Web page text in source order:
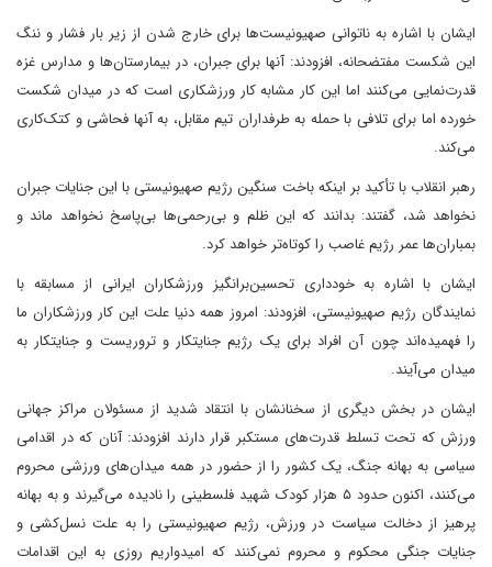
ایشان با اشاره به ناتوانی صهیونیست‌ها برای خارج شدن از زیر بار فشار و ننگ
این شکست مفتضحانه، افزودند: آنها برای جبران، در بیمارستان‌ها و مدارس غزه
قدرت‌نمایی می‌کنند اما این کار مشابه کار ورزشکاری است که در میدان شکست
خورده اما برای تلافی با حمله به طرفداران تیم مقابل، به آنها فحاشی و کتک‌کاری
می‌کند.
رهبر انقلاب با تأکید بر اینکه باخت سنگین رژیم صهیونیستی با این جنایات جبران
نخواهد شد، گفتند: بدانند که این ظلم و بی‌رحمی‌ها بی‌پاسخ نخواهد ماند و
بمباران‌ها عمر رژیم غاصب را کوتاه‌تر خواهد کرد.
ایشان با اشاره به خودداری تحسین‌برانگیز ورزشکاران ایرانی از مسابقه با
نمایندگان رژیم صهیونیستی، افزودند: امروز همه دنیا علت این کار ورزشکاران ما
را فهمیده‌اند چون آن افراد برای یک رژیم جنایتکار و تروریست و جنایتکار به
میدان می‌آیند.
ایشان در بخش دیگری از سخنانشان با انتقاد شدید از مسئولان مراکز جهانی
ورزش که تحت تسلط قدرت‌های مستکبر قرار دارند افزودند: آنان که در اقدامی
سیاسی به بهانه جنگ، یک کشور را از حضور در همه میدان‌های ورزشی محروم
می‌کنند، اکنون حدود ۵ هزار کودک شهید فلسطینی را نادیده می‌گیرند و به بهانه
پرهیز از دخالت سیاست در ورزش، رژیم صهیونیستی را به علت نسل‌کشی و
جنایات جنگی محکوم و محروم نمی‌کنند که امیدواریم روزی به این اقدامات